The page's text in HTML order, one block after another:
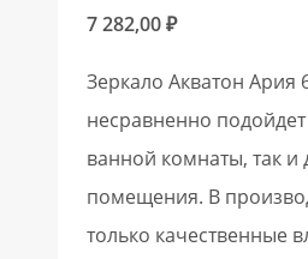
7 282,00₽
Зеркало Акватон Ария
несравненно
ванной комнаты, так
помещения. В
только качественные